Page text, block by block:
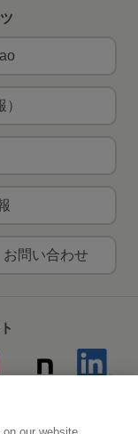
お問い合わせ
花王について